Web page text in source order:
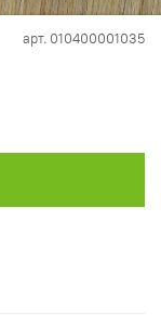
арт. 010400001035